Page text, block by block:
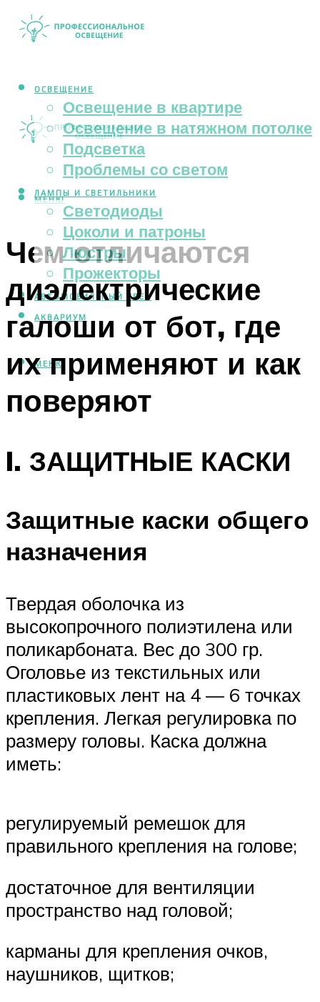
ОСВЕЩЕНИЕ
Освещение в квартире
Освещение в натяжном потолке
Подсветка
Проблемы со светом
ЛАМПЫ И СВЕТИЛЬНИКИ
Светодиоды
Цоколи и патроны
Люстры
Прожекторы
АВТОМОБИЛЬНЫЙ СВЕТ
АКВАРИУМ
МЕНЮ
МЕНЮ
Чем отличаются
диэлектрические
галоши от бот, где
их применяют и как
поверяют
I. ЗАЩИТНЫЕ КАСКИ
Защитные каски общего
назначения
Твердая оболочка из
высокопрочного полиэтилена или
поликарбоната. Вес до 300 гр.
Оголовье из текстильных или
пластиковых лент на 4 — 6 точках
крепления. Легкая регулировка по
размеру головы. Каска должна
иметь:
регулируемый ремешок для
правильного крепления на голове;
достаточное для вентиляции
пространство над головой;
карманы для крепления очков,
наушников, щитков;